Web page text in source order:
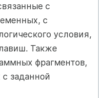
с
с
условия,
Также
фрагментов,
заданной